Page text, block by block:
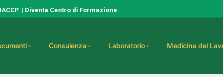
| Diventa Centro di Formazione
Consulenza Laboratorio Medicina del